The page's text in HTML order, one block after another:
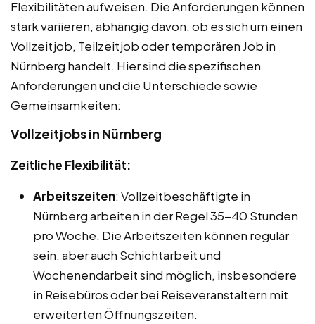
Flexibilitäten aufweisen. Die Anforderungen können
stark variieren, abhängig davon, ob es sich um einen
Vollzeitjob, Teilzeitjob oder temporären Job in
Nürnberg handelt. Hier sind die spezifischen
Anforderungen und die Unterschiede sowie
Gemeinsamkeiten:
Vollzeitjobs in Nürnberg
Zeitliche Flexibilität:
Arbeitszeiten: Vollzeitbeschäftigte in
Nürnberg arbeiten in der Regel 35-40 Stunden
pro Woche. Die Arbeitszeiten können regulär
sein, aber auch Schichtarbeit und
Wochenendarbeit sind möglich, insbesondere
in Reisebüros oder bei Reiseveranstaltern mit
erweiterten Öffnungszeiten.